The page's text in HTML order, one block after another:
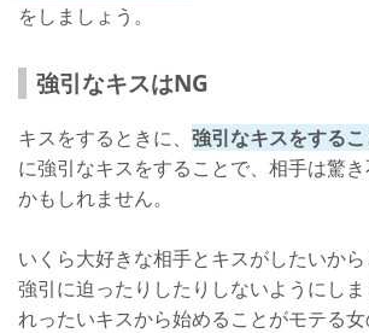
をしましょう。
強引なキスはNG
キスをするときに、 強引なキスをする
に強引なキスをすることで、相手は驚
かもしれません。
いくら大好きな相手とキスがしたいか
強引に迫ったりしたりしないようにし
れったいキスから始めることがモテる女